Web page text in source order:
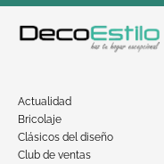
Actualidad
Bricolaje
Clásicos del diseño
Club de ventas